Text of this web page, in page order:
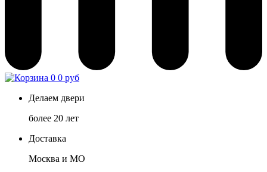
0 0 руб
Делаем двери
более 20 лет
Доставка
Москва и МО